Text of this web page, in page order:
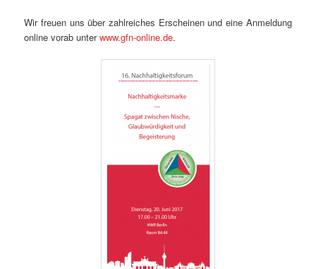
Wir freuen uns über zahlreiches Erscheinen und eine Anmeldung
online vorab unterwww.gfn-online.de.